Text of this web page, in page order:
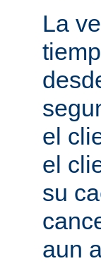
La
el
el
su
aun